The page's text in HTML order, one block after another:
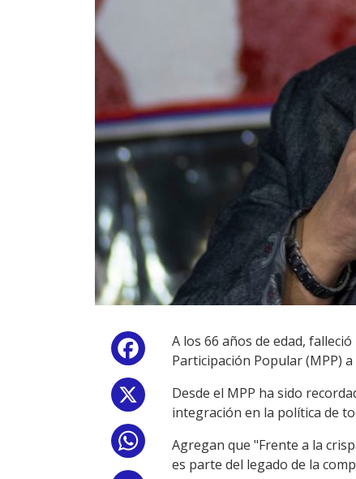
Facebook
WhatsApp
A los 66 años de edad,
Participación Popular (MPP)
Desde el MPP ha sido
integración en la política de
Agregan que "Frente a la
es parte del legado de la